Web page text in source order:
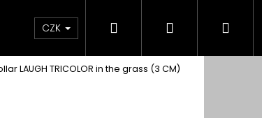
CZK Hledat Přihlášení
LAUGH TRICOLOR in the grass (3 CM)